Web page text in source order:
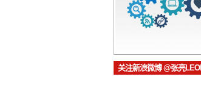
关注新浪微博 @张亮